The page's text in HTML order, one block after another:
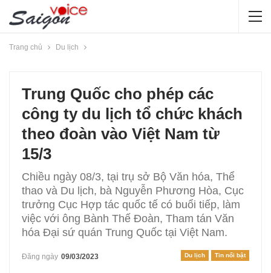
Trang chủ Du lịch
Trung Quốc cho phép các
công ty du lịch tổ chức khách
theo đoàn vào Việt Nam từ
15/3
Chiều ngày 08/3, tại trụ sở Bộ Văn hóa, Thể
thao và Du lịch, bà Nguyễn Phương Hòa, Cục
trưởng Cục Hợp tác quốc tế có buổi tiếp, làm
việc với ông Bành Thế Đoàn, Tham tán Văn
hóa Đại sứ quán Trung Quốc tại Việt Nam.
Du lịch Tin nổi bật
Đăng ngày 09/03/2023